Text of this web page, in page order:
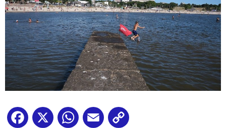
Facebook
X WhatsApp
Email